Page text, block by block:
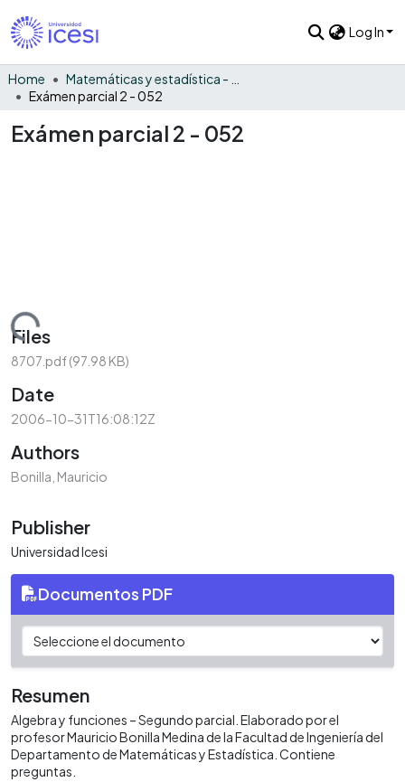
Log In
Home
Exámen parcial 2 - 052
Exámen parcial 2 - 052
Loading...
Files
8707.pdf(97.98 KB)
Date
2006-10-31T16:08:12Z
Authors
Bonilla, Mauricio
Publisher
Universidad Icesi
Documentos PDF
Resumen
Algebra y funciones – Segundo parcial. Elaborado por el
profesor Mauricio Bonilla Medina de la Facultad de Ingeniería del
Departamento de Matemáticas y Estadística. Contiene
preguntas.